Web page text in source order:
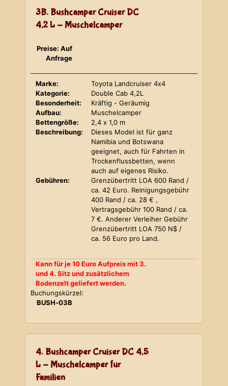
3B. Bushcamper Cruiser DC
4,2 L - Muschelcamper
Preise: Auf
Anfrage
Marke:
Toyota Landcruiser 4x4
Kategorie:
Double Cab 4,2L
Besonderheit:
Kräftig - Geräumig
Aufbau:
Muschelcamper
Bettengröße:
2,4 x 1,0 m
Beschreibung:
Dieses Model ist für ganz
Namibia und Botswana
geeignet, auch für Fahrten in
Trockenflussbetten, wenn
auch auf eigenes Risiko.
Gebühren:
Grenzübertritt LOA 600 Rand /
ca. 42 Euro. Reinigungsgebühr
400 Rand / ca. 28 € ,
Vertragsgebühr 100 Rand / ca.
7 €. Anderer Verleiher Gebühr
Grenzübertritt LOA 750 N$ /
ca. 56 Euro pro Land.
Kann für je 10 Euro Aufpreis mit 3.
und 4. Sitz und zusätzlichem
Bodenzelt geliefert werden.
Buchungskürzel:
BUSH-03B
4. Bushcamper Cruiser DC 4,5
L - Muschelcamper für
Familien